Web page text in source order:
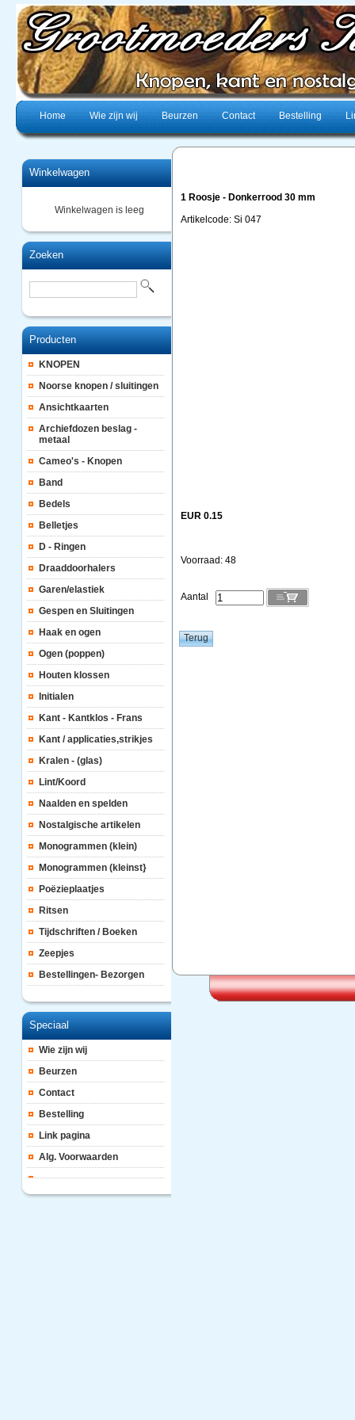
Home Wie zijn wij Beurzen Contact Bestelling
Winkelwagen
Winkelwagen is leeg
Zoeken
Producten
KNOPEN
Noorse knopen / sluitingen
Ansichtkaarten
Archiefdozen beslag -
metaal
Cameo's - Knopen
Band
Bedels
Belletjes
D - Ringen
Draaddoorhalers
Garen/elastiek
Gespen en Sluitingen
Haak en ogen
Ogen (poppen)
Houten klossen
Initialen
Kant - Kantklos - Frans
Kant / applicaties,strikjes
Kralen - (glas)
Lint/Koord
Naalden en spelden
Nostalgische artikelen
Monogrammen (klein)
Monogrammen (kleinst}
Poëzieplaatjes
Ritsen
Tijdschriften / Boeken
Zeepjes
Bestellingen- Bezorgen
Speciaal
Wie zijn wij
Beurzen
Contact
Bestelling
Link pagina
Alg. Voorwaarden
1 Roosje - Donkerrood 30 mm
Artikelcode: Si 047
EUR 0.15
Voorraad: 48
Aantal